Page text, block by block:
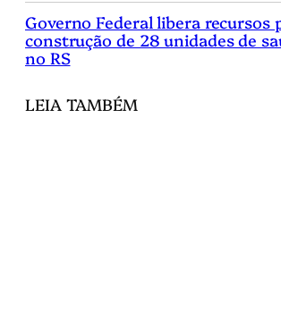
Governo Federal libera recursos
construção de 28 unidades de
no RS
LEIA TAMBÉM